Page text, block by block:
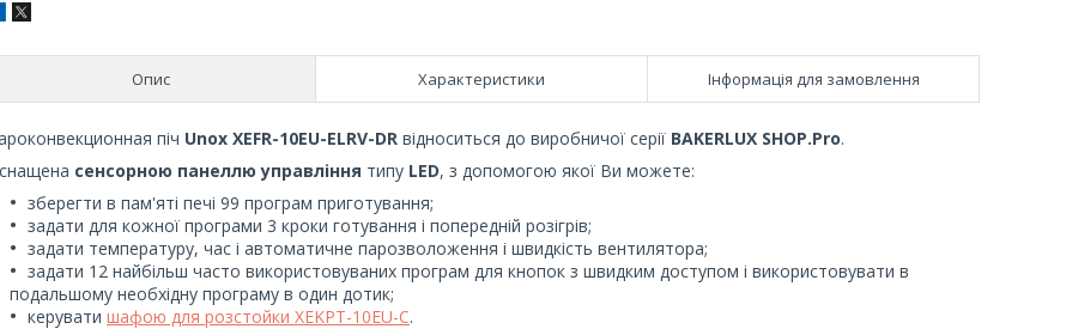
Опис Характеристики Інформація для замовлення
піч Unox XEFR-10EU-ELRV-DR відноситься до виробничої серії BAKERLUX SHOP.Pro.
сенсорною панеллю управління типу LED, з допомогою якої Ви можете:
зберегти в пам'яті печі 99 програм приготування;
задати для кожної програми 3 кроки готування і попередній розігрів;
задати температуру, час і автоматичне парозволоження і швидкість вентилятора;
задати 12 найбільш часто використовуваних програм для кнопок з швидким доступом і використовувати в
подальшому необхідну програму в один дотик;
керувати шафою для розстойки XEKPT-10EU-C.